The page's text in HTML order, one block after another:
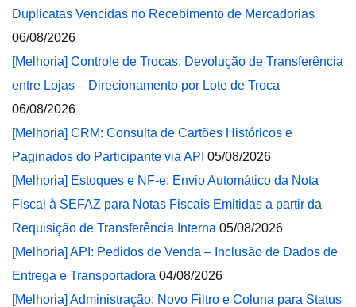
Duplicatas Vencidas no Recebimento de Mercadorias
06/08/2026
[Melhoria] Controle de Trocas: Devolução de Transferência
entre Lojas – Direcionamento por Lote de Troca
06/08/2026
[Melhoria] CRM: Consulta de Cartões Históricos e
Paginados do Participante via API 05/08/2026
[Melhoria] Estoques e NF-e: Envio Automático da Nota
Fiscal à SEFAZ para Notas Fiscais Emitidas a partir da
Requisição de Transferência Interna 05/08/2026
[Melhoria] API: Pedidos de Venda – Inclusão de Dados de
Entrega e Transportadora 04/08/2026
[Melhoria] Administração: Novo Filtro e Coluna para Status